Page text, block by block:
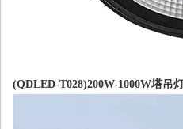
(QDLED-T028)200W-1000W塔吊